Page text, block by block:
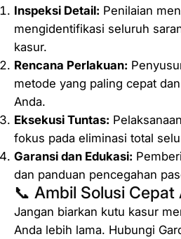
Inspeksi Detail: Penilaian
mengidentifikasi seluruh
kasur.
Rencana Perlakuan:
metode yang paling cepat
Anda.
Eksekusi Tuntas:
fokus pada eliminasi total
Garansi dan Edukasi:
dan panduan pencegahan
📞 Ambil Solusi
Jangan biarkan kutu kasur
Anda lebih lama. Hubungi